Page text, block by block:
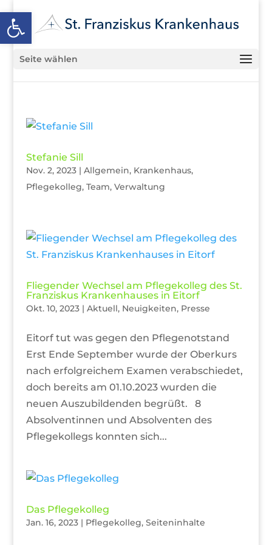
Open toolbar
Seite wählen
Stefanie Sill
Nov. 2, 2023| Allgemein, Krankenhaus,
Pflegekolleg, Team, Verwaltung
Fliegender Wechsel am Pflegekolleg des St.
Franziskus Krankenhauses in Eitorf
Okt. 10, 2023| Aktuell, Neuigkeiten, Presse
Eitorf tut was gegen den Pflegenotstand
Erst Ende September wurde der Oberkurs
nach erfolgreichem Examen verabschiedet,
doch bereits am 01.10.2023 wurden die
neuen Auszubildenden begrüßt. 8
Absolventinnen und Absolventen des
Pflegekollegs konnten sich...
Das Pflegekolleg
Jan. 16, 2023| Pflegekolleg, Seiteninhalte